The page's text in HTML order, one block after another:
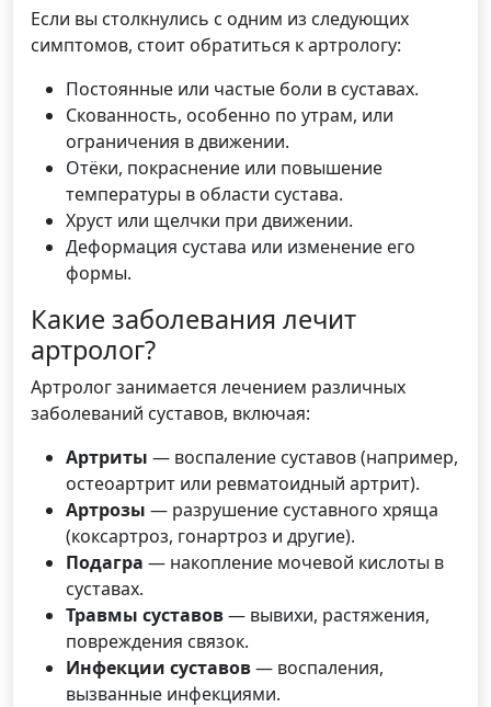
Если вы столкнулись с одним из следующих
симптомов, стоит обратиться к артрологу:
Постоянные или частые боли в суставах.
Скованность, особенно по утрам, или
ограничения в движении.
Отёки, покраснение или повышение
температуры в области сустава.
Хруст или щелчки при движении.
Деформация сустава или изменение его
формы.
Какие заболевания лечит
артролог?
Артролог занимается лечением различных
заболеваний суставов, включая:
Артриты — воспаление суставов (например,
остеоартрит или ревматоидный артрит).
Артрозы — разрушение суставного хряща
(коксартроз, гонартроз и другие).
Подагра — накопление мочевой кислоты в
суставах.
Травмы суставов— вывихи, растяжения,
повреждения связок.
Инфекции суставов— воспаления,
вызванные инфекциями.